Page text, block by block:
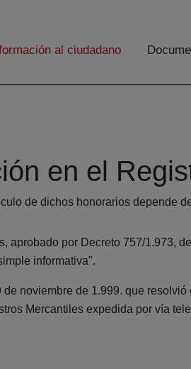
al ciudadano
en el
de dichos honorarios depende
por Decreto 757/1.973,
informativa".
noviembre de 1.999. que
Mercantiles expedida por vía